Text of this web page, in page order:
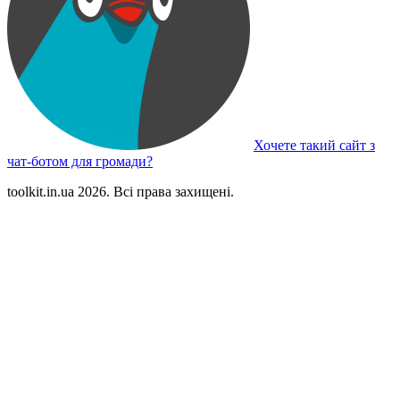
Хочете такий сайт з
чат-ботом для громади?
toolkit.in.ua 2026. Всі права захищені.